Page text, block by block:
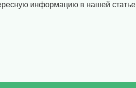
информацию в нашей статье